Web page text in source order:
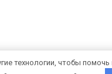
технологии, чтобы